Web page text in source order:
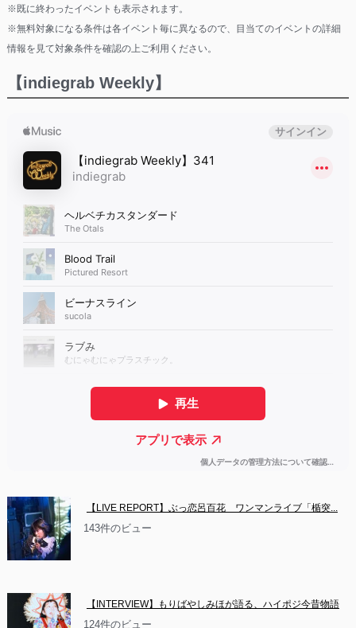
※既に終わったイベントも表示されます。
※無料対象になる条件は各イベント毎に異なるので、目当てのイベントの詳細
情報を見て対象条件を確認の上ご利用ください。
【indiegrab Weekly】
【LIVE REPORT】ぶっ恋呂百花　ワンマンライブ「楯突...
143件のビュー
【INTERVIEW】もりばやしみほが語る、ハイポジ今昔物語
124件のビュー